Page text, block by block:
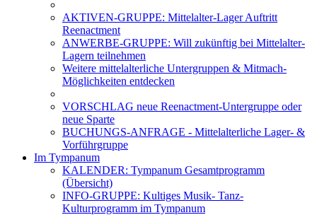
AKTIVEN-GRUPPE: Mittelalter-Lager Auftritt
Reenactment
ANWERBE-GRUPPE: Will zukünftig bei Mittelalter-
Lagern teilnehmen
Weitere mittelalterliche Untergruppen & Mitmach-
Möglichkeiten entdecken
VORSCHLAG neue Reenactment-Untergruppe oder
neue Sparte
BUCHUNGS-ANFRAGE - Mittelalterliche Lager- &
Vorführgruppe
Im Tympanum
KALENDER: Tympanum Gesamtprogramm
(Übersicht)
INFO-GRUPPE: Kultiges Musik- Tanz-
Kulturprogramm im Tympanum